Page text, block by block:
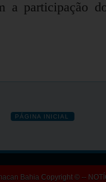
a participação
PÁGINA INICIAL
Bahia Copyright © --